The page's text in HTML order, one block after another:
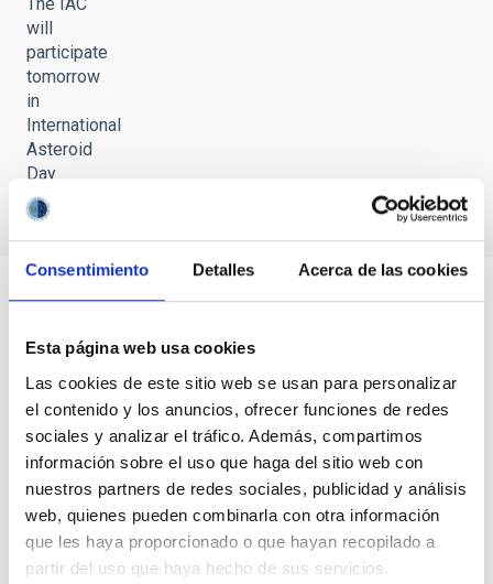
Consentimiento Detalles Acerca de las cookies
Esta página web usa cookies
Las cookies de este sitio web se usan para personalizar
el contenido y los anuncios, ofrecer funciones de redes
sociales y analizar el tráfico. Además, compartimos
información sobre el uso que haga del sitio web con
nuestros partners de redes sociales, publicidad y análisis
web, quienes pueden combinarla con otra información
que les haya proporcionado o que hayan recopilado a
partir del uso que haya hecho de sus servicios.
will
participate
tomorrow
in
International
Asteroid
Day